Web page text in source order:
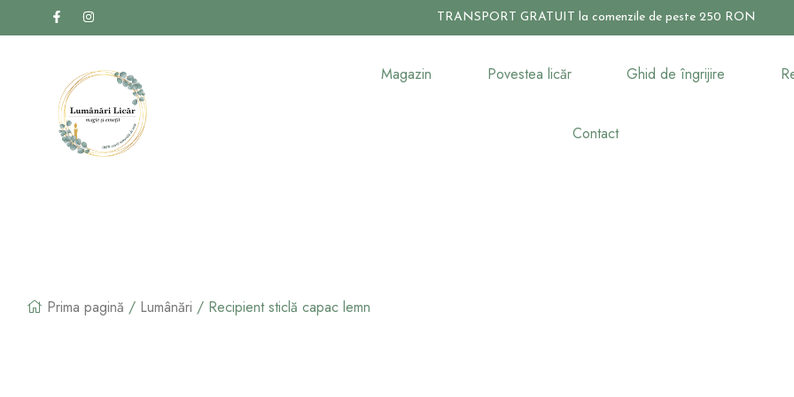
TRANSPORT GRATUIT la comenzile de peste 250 RON
Magazin Povestea licăr Ghid de îngrijire
Contact
Prima pagină / Lumânări / Recipient sticlă capac lemn